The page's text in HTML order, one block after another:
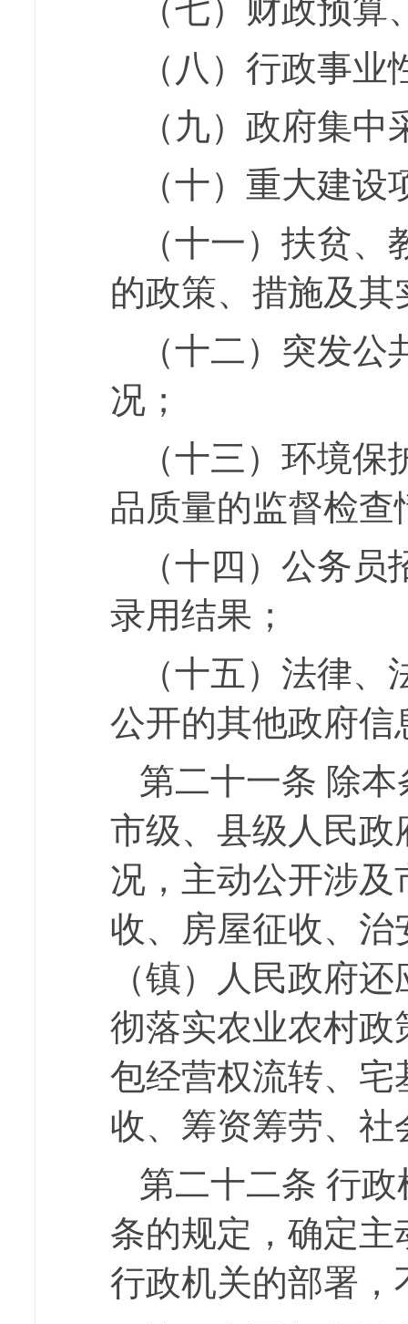
（七）财政预
（八）行政事
（九）政府集
（十）重大建
（十一）扶贫
的政策、措施及其
（十二）突发
况；
（十三）环境
品质量的监督检查
（十四）公务
录用结果；
（十五）法律
公开的其他政府信
第二十一条 除
市级、县级人民
况，主动公开涉
收、房屋征收、
（镇）人民政府
彻落实农业农村
包经营权流转、
收、筹资筹劳、
第二十二条 行政
条的规定，确定
行政机关的部署